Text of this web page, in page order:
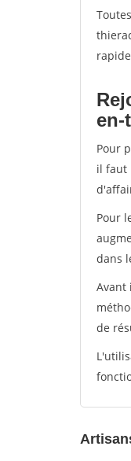
en-
Pour
il faut
Pour
dans
Avant
de